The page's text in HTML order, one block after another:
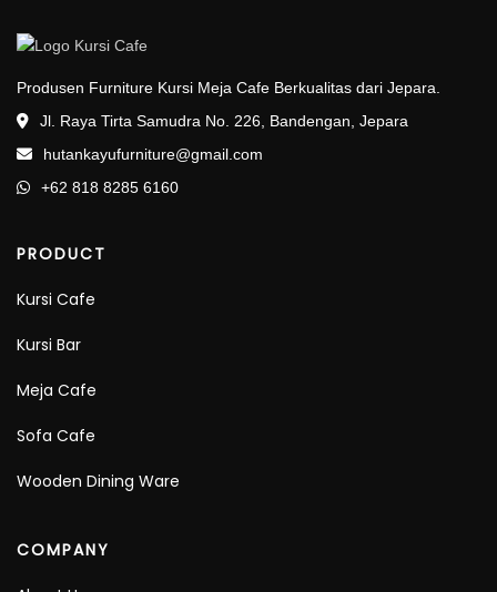
Produsen Furniture Kursi Meja Cafe Berkualitas dari Jepara.
Jl. Raya Tirta Samudra No. 226, Bandengan, Jepara
hutankayufurniture@gmail.com
+62 818 8285 6160
PRODUCT
Kursi Cafe
Kursi Bar
Meja Cafe
Sofa Cafe
Wooden Dining Ware
COMPANY